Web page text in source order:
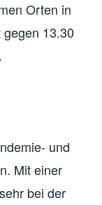
Orten in
13.30
und
Mit einer
bei der